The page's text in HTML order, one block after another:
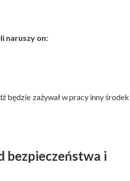
naruszy on:
będzie zażywał w pracy inny środek
bezpieczeństwa i